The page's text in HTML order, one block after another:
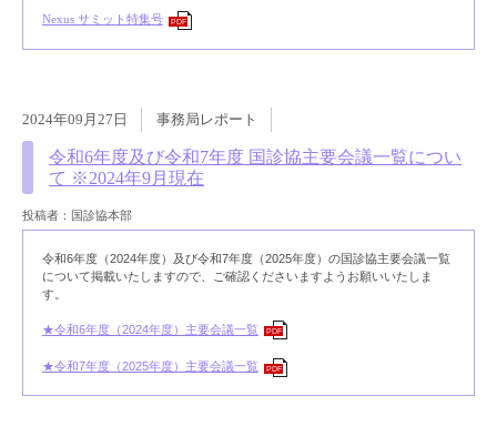
Nexus サミット特集号 PDF
2024年09月27日 事務局レポート
令和6年度及び令和7年度 国診協主要会議一覧につい
て ※2024年9月現在
投稿者：国診協本部
令和6年度（2024年度）及び令和7年度（2025年度） の国診協主要会議一覧
について掲載いたしますので、ご確認くださいますようお願いいたしま
す。
★令和6年度（2024年度）主要会議一覧 PDF
★令和7年度（2025年度）主要会議一覧 PDF